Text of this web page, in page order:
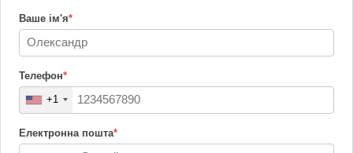
Ваше ім'я*
Телефон*
+1
Електронна пошта*